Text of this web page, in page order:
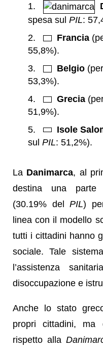
spesa sul PIL:
Francia
55,8%).
Belgio
53,3%).
Grecia
51,9%).
Isole
sul PIL: 51,2%).
La Danimarca, al
destina una parte
(30.19% delPIL)
linea con il modello
tutti i cittadini hanno
sociale. Tale
l’assistenza
disoccupazione e
Anche lo stato
propri cittadini, ma
rispetto alla